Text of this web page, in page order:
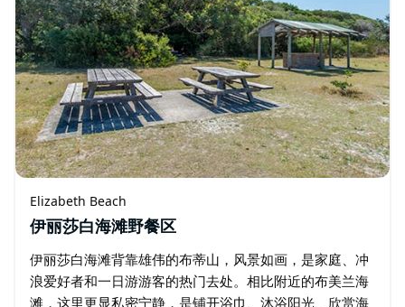
Elizabeth Beach
伊丽莎白海滩野餐区
伊丽莎白海滩背靠雄伟的布蒂山，风景如画，是家庭、冲
浪爱好者和一日游游客的热门去处。相比附近的布美兰海
滩，这里更显私密宁静，是铺开浴巾、沐浴阳光、欣赏海